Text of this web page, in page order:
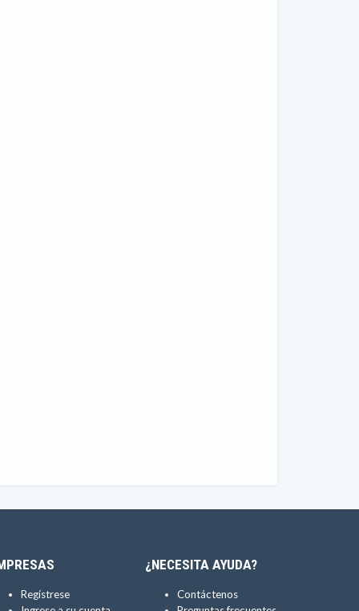
Regístrese
¿NECESITA AYUDA?
Contáctenos